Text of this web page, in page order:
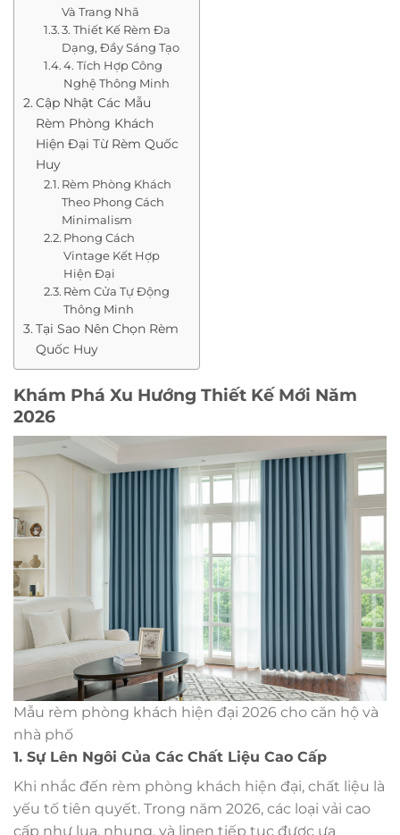
Và Trang Nhã
3. Thiết Kế Rèm Đa
Dạng, Đầy Sáng Tạo
4. Tích Hợp Công
Nghệ Thông Minh
Cập Nhật Các Mẫu
Rèm Phòng Khách
Hiện Đại Từ Rèm Quốc
Huy
Rèm Phòng Khách
Theo Phong Cách
Minimalism
Phong Cách
Vintage Kết Hợp
Hiện Đại
Rèm Cửa Tự Động
Thông Minh
Tại Sao Nên Chọn Rèm
Quốc Huy
Khám Phá Xu Hướng Thiết Kế Mới Năm
2026
Mẫu rèm phòng khách hiện đại 2026 cho căn hộ và
nhà phố
1. Sự Lên Ngôi Của Các Chất Liệu Cao Cấp
Khi nhắc đến rèm phòng khách hiện đại, chất liệu là
yếu tố tiên quyết. Trong năm 2026, các loại vải cao
cấp như lụa, nhung, và linen tiếp tục được ưa